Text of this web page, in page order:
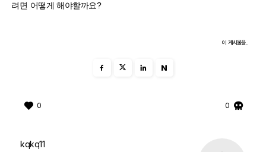
려면 어떻게 해야할까요?
이 게시물을..
N
0 0
kqkq11